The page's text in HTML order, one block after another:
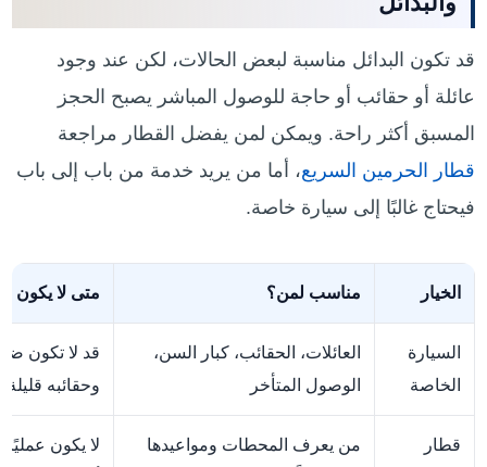
قد تكون البدائل مناسبة لبعض الحالات، لكن عند وجود
عائلة أو حقائب أو حاجة للوصول المباشر يصبح الحجز
المسبق أكثر راحة. ويمكن لمن يفضل القطار مراجعة
قطار الحرمين السريع، أما من يريد خدمة من باب إلى باب
فيحتاج غالبًا إلى سيارة خاصة.
الخيار مناسب لمن؟ متى لا يكون
السيارة
الخاصة
العائلات، الحقائب، كبار السن،
الوصول المتأخر
قد لا تكون
وحقائبه قليلة
قطار
من يعرف المحطات ومواعيدها
لا يكون عمليًا